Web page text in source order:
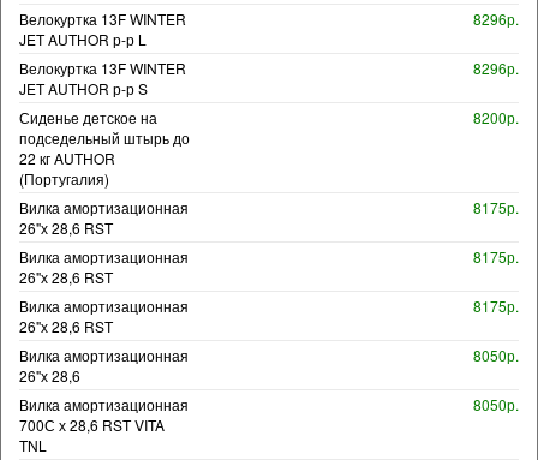
Велокуртка 13F WINTER
JET AUTHOR р-р L
8296р.
Велокуртка 13F WINTER
JET AUTHOR р-р S
8296р.
Сиденье детское на
подседельный штырь до
22 кг AUTHOR
(Португалия)
8200р.
Вилка амортизационная
26"х 28,6 RST
8175р.
Вилка амортизационная
26"х 28,6 RST
8175р.
Вилка амортизационная
26"х 28,6 RST
8175р.
Вилка амортизационная
26"х 28,6
8050р.
Вилка амортизационная
700С х 28,6 RST VITA
TNL
8050р.